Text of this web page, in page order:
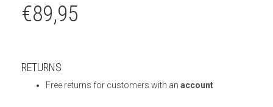
€89,95
RETURNS
Free returns for customers with an account